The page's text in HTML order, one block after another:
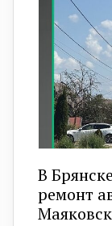
В
ремонт